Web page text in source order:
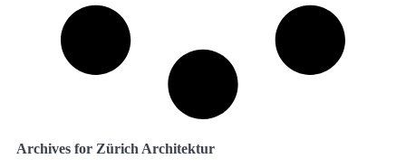
Archives for Zürich Architektur